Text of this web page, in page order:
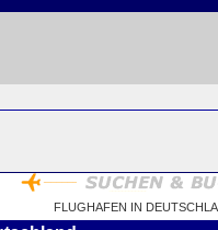
FLUGHAFEN IN